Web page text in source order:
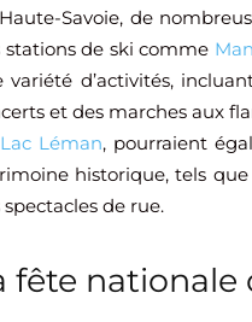
Savoie, de
stations de ski comme
variété d’activités,
et des marches aux
Lac Léman, pourraient
historique, tels que
spectacles de rue.
fête nationale